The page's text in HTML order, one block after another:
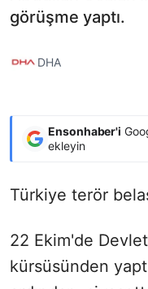
görüşme yaptı.
DHA
Ensonhaber'i
ekleyin
Türkiye terör
22 Ekim'de
kürsüsünden